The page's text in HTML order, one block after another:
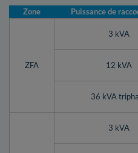
Zone Puissance de
ZFA
3 kVA
12 kVA
36 kVA
3 kVA